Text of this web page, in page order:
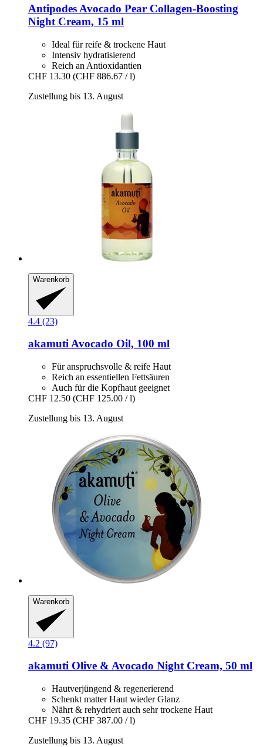
AntipodesAvocado Pear Collagen-​Boosting
Night Cream, 15 ml
Ideal für reife & trockene Haut
Intensiv hydratisierend
Reich an Antioxidantien
CHF 13.30 (CHF 886.67 / l)
Zustellung bis 13. August
Warenkorb
4.4 (23)
akamutiAvocado Oil, 100 ml
Für anspruchsvolle & reife Haut
Reich an essentiellen Fettsäuren
Auch für die Kopfhaut geeignet
CHF 12.50 (CHF 125.00 / l)
Zustellung bis 13. August
Warenkorb
4.2 (97)
akamuti Olive & Avocado Night Cream, 50 ml
Hautverjüngend & regenerierend
Schenkt matter Haut wieder Glanz
Nährt & rehydriert auch sehr trockene Haut
CHF 19.35 (CHF 387.00 / l)
Zustellung bis 13. August